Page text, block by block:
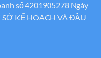
số 4201905278 Ngày
SỞ KẾ HOẠCH VÀ ĐẦU